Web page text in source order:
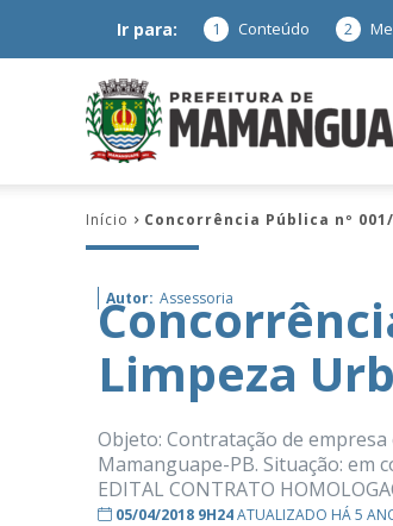
Ir para: 1 Conteúdo 2
Início Concorrência Pública nº
Autor: Assessoria
Limpeza
Objeto: Contratação de
Mamanguape-PB. Situação: em
EDITAL CONTRATO
05/04/2018 9H24ATUALIZADO HÁ 5